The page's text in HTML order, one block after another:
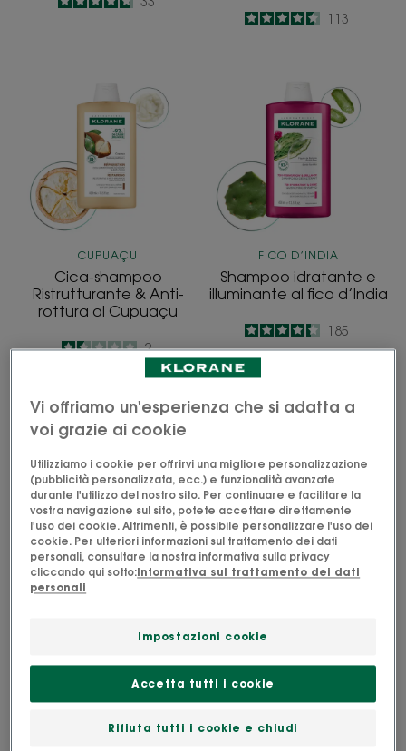
4.6
/5113
shampoo
Ristrutturante
&
Anti-
rottura
al
CUPUAÇU
Cica-shampoo
Ristrutturante & Anti-
rottura al Cupuaçu
1.5
/
5
2
idratante
e
illuminante
al
fico
d’India
FICO D’INDIA
Shampoo idratante e
illuminante al fico d’India
4.3
/5
-
185
Shampoo
Avvolgente
Mandorla
-
Tutti
i
tipi
di
MANDORLA
di capelli
Shampoo
-
RIFLESSI
Vi offriamo un'esperienza che si adatta a
voi grazie ai cookie
Utilizziamo i cookie per offrirvi una migliore personalizzazione
(pubblicità personalizzata, ecc.) e funzionalità avanzate
durante l'utilizzo del nostro sito. Per continuare e facilitare la
vostra navigazione sul sito, potete accettare direttamente
l'uso dei cookie. Altrimenti, è possibile personalizzare l'uso dei
cookie. Per ulteriori informazioni sul trattamento dei dati
personali, consultare la nostra informativa sulla privacy
cliccando qui sotto:Informativa sul trattamento dei dati
personali
Impostazioni cookie
Rifiuta tutti i cookie e chiudi
Accetta tutti i cookie